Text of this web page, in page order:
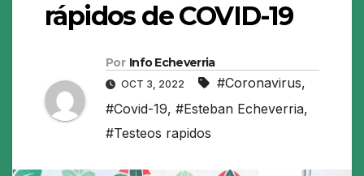
rápidos de COVID-19
Por Info Echeverria
OCT 3, 2022 #Coronavirus,
#Covid-19, #Esteban Echeverria,
#Testeos rapidos